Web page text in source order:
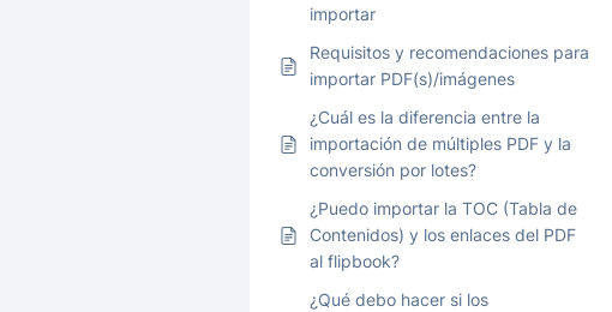
importar
Requisitos y recomendaciones para
importar PDF(s)/imágenes
¿Cuál es la diferencia entre la
importación de múltiples PDF y la
conversión por lotes?
¿Puedo importar la TOC (Tabla de
Contenidos) y los enlaces del PDF
al flipbook?
¿Qué debo hacer si los